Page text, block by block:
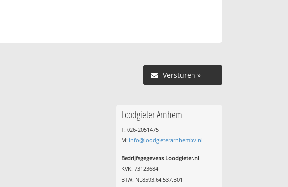
Versturen »
Loodgieter Arnhem
T: 026-2051475
M: info@loodgieterarnhembv.nl
Bedrijfsgegevens Loodgieter.nl
KVK: 73123684
BTW: NL8593.64.537.B01